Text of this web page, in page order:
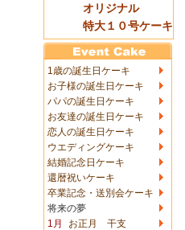
オリジナル
特大１０号ケーキ
1歳の誕生日ケーキ
お子様の誕生日ケーキ
パパの誕生日ケーキ
お友達の誕生日ケーキ
恋人の誕生日ケーキ
ウエディングケーキ
結婚記念日ケーキ
還暦祝いケーキ
卒業記念・送別会ケーキ
将来の夢
1月
お正月 干支